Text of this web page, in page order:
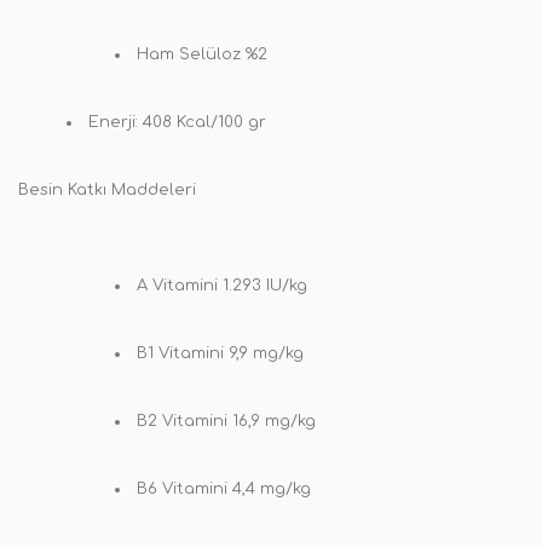
Ham Selüloz %2
Enerji: 408 Kcal/100 gr
Besin Katkı Maddeleri
A Vitamini 1.293 IU/kg
B1 Vitamini 9,9 mg/kg
B2 Vitamini 16,9 mg/kg
B6 Vitamini 4,4 mg/kg